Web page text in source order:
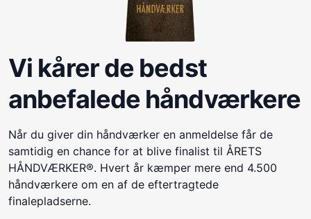
Vi kårer de bedst
anbefalede håndværkere
Når du giver din håndværker en anmeldelse får de
samtidig en chance for at blive finalist til ÅRETS
HÅNDVÆRKER®. Hvert år kæmper mere end 4.500
håndværkere om en af de eftertragtede
finalepladserne.